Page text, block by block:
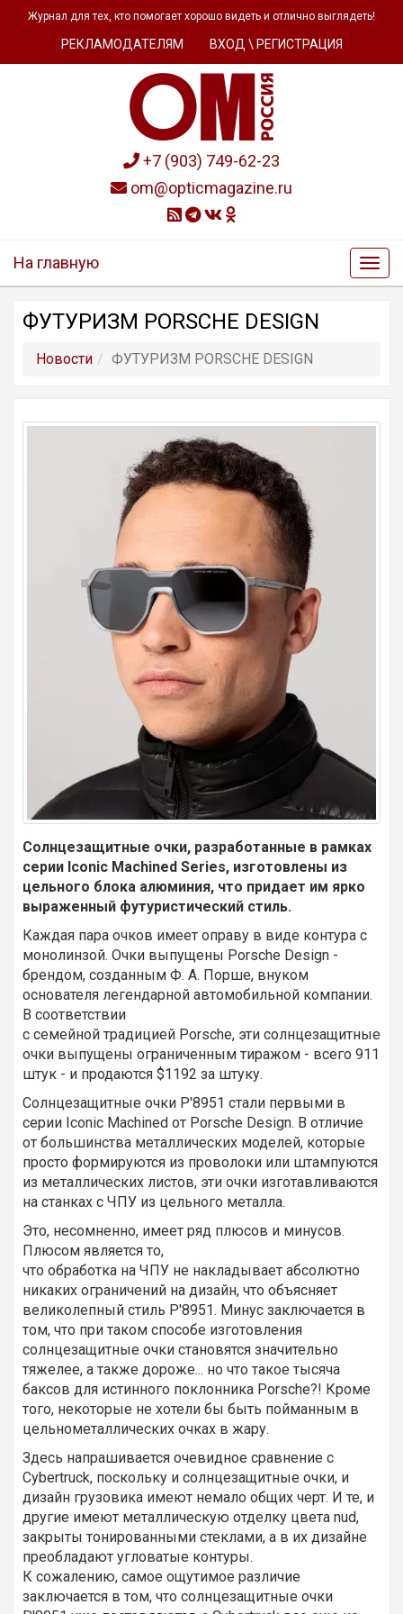
Журнал для тех, кто помогает хорошо видеть и отлично выглядеть!
РЕКЛАМОДАТЕЛЯМ ВХОД \ РЕГИСТРАЦИЯ
+7 (903) 749-62-23
om@opticmagazine.ru
На главную
ФУТУРИЗМ PORSCHE DESIGN
Новости ФУТУРИЗМ PORSCHE DESIGN
Солнцезащитные очки, разработанные в рамках
серии Iconic Machined Series, изготовлены из
цельного блока алюминия, что придает им ярко
выраженный футуристический стиль.
Каждая пара очков имеет оправу в виде контура с
монолинзой. Очки выпущены Porsche Design -
брендом, созданным Ф. А. Порше, внуком
основателя легендарной автомобильной компании.
В соответствии
с семейной традицией Porsche, эти солнцезащитные
очки выпущены ограниченным тиражом - всего 911
штук - и продаются $1192 за штуку.
Солнцезащитные очки P'8951 стали первыми в
серии Iconic Machined от Porsche Design. В отличие
от большинства металлических моделей, которые
просто формируются из проволоки или штампуются
из металлических листов, эти очки изготавливаются
на станках с ЧПУ из цельного металла.
Это, несомненно, имеет ряд плюсов и минусов.
Плюсом является то,
что обработка на ЧПУ не накладывает абсолютно
никаких ограничений на дизайн, что объясняет
великолепный стиль P'8951. Минус заключается в
том, что при таком способе изготовления
солнцезащитные очки становятся значительно
тяжелее, а также дороже... но что такое тысяча
баксов для истинного поклонника Porsche?! Кроме
того, некоторые не хотели бы быть пойманным в
цельнометаллических очках в жару.
Здесь напрашивается очевидное сравнение с
Cybertruck, поскольку и солнцезащитные очки, и
дизайн грузовика имеют немало общих черт. И те, и
другие имеют металлическую отделку цвета nud,
закрыты тонированными стеклами, а в их дизайне
преобладают угловатые контуры.
К сожалению, самое ощутимое различие
заключается в том, что солнцезащитные очки